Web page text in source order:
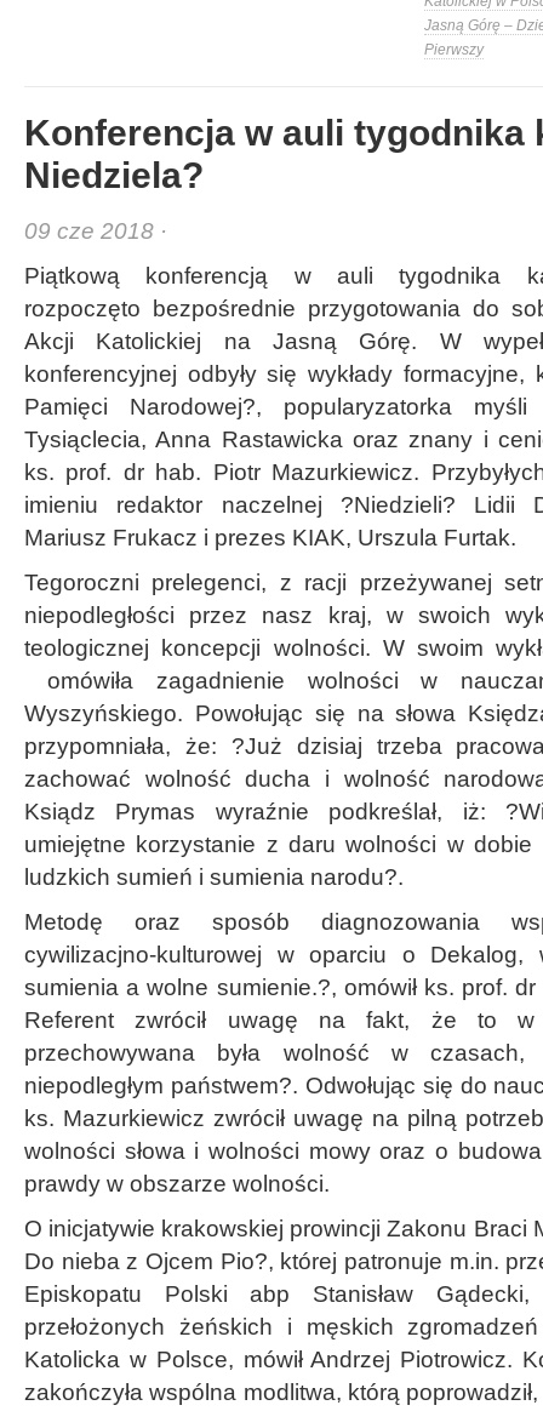
Jasną Górę –
Pierwszy
Konferencja w auli tygodnika
Niedziela?
09 cze 2018 ·
Piątkową konferencją w auli tygodnika
rozpoczęto bezpośrednie przygotowania do
Akcji Katolickiej na Jasną Górę. W
konferencyjnej odbyły się wykłady formacyjne,
Pamięci Narodowej?, popularyzatorka
Tysiąclecia, Anna Rastawicka oraz znany i
ks. prof. dr hab. Piotr Mazurkiewicz.
imieniu redaktor naczelnej ?Niedzieli? Lidii
Mariusz Frukacz i prezes KIAK, Urszula Furtak.
Tegoroczni prelegenci, z racji przeżywanej
niepodległości przez nasz kraj, w swoich
teologicznej koncepcji wolności. W swoim
omówiła zagadnienie wolności w
Wyszyńskiego. Powołując się na słowa
przypomniała, że: ?Już dzisiaj trzeba
zachować wolność ducha i wolność
Ksiądz Prymas wyraźnie podkreślał, iż:
umiejętne korzystanie z daru wolności w dobie
ludzkich sumień i sumienia narodu?.
Metodę oraz sposób diagnozowania
cywilizacjno-kulturowej w oparciu o Dekalog,
sumienia a wolne sumienie.?, omówił ks. prof.
Referent zwrócił uwagę na fakt, że to w
przechowywana była wolność w
niepodległym państwem?. Odwołując się do
ks. Mazurkiewicz zwrócił uwagę na pilną
wolności słowa i wolności mowy oraz o
prawdy w obszarze wolności.
O inicjatywie krakowskiej prowincji Zakonu Braci
Do nieba z Ojcem Pio?, której patronuje m.in.
Episkopatu Polski abp Stanisław Gądecki,
przełożonych żeńskich i męskich
Katolicka w Polsce, mówił Andrzej Piotrowicz.
zakończyła wspólna modlitwa, którą